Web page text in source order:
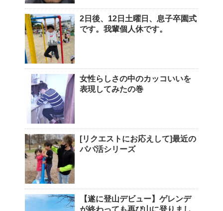
2日後、12日土曜日、息子卒園式
です。我輩個人休です。
女性らしさの中のカッコいいを
表現してみたの巻
[リクエストにお応えして]最近の
パパ活シリーズ
【遂に登山デビュー】ゲレンデ
が終わっても再び山に登りまし